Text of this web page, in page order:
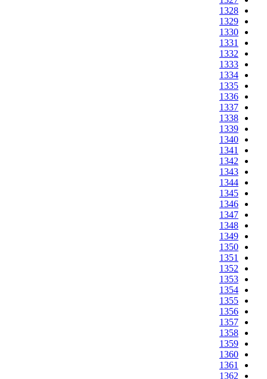
1328
1329
1330
1331
1332
1333
1334
1335
1336
1337
1338
1339
1340
1341
1342
1343
1344
1345
1346
1347
1348
1349
1350
1351
1352
1353
1354
1355
1356
1357
1358
1359
1360
1361
1362